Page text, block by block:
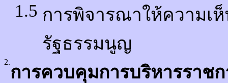
1.5 การพิจารณาให้ความเ
รัฐธรรมนูญ
2.
การควบคุมการบริหารราช